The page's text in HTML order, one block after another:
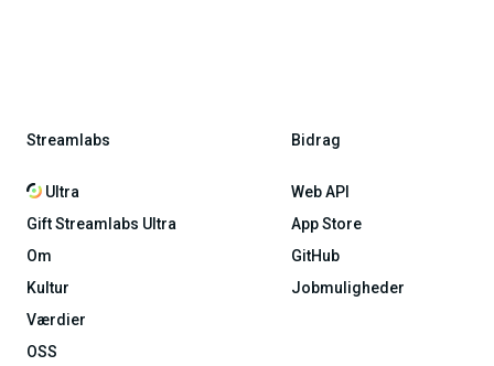
Streamlabs
Ultra
Gift Streamlabs Ultra
Om
Kultur
Værdier
OSS
Bidrag
Web API
App Store
GitHub
Jobmuligheder